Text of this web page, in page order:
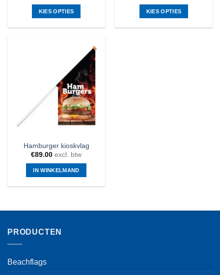
KIES OPTIES
meerdere
variaties.
Deze
optie
kan
gekozen
worden
op
productpagina
KIES OPTIES
Hamburger kioskvlag
€89.00 excl. btw
IN WINKELMAND
PRODUCTEN
Beachflags